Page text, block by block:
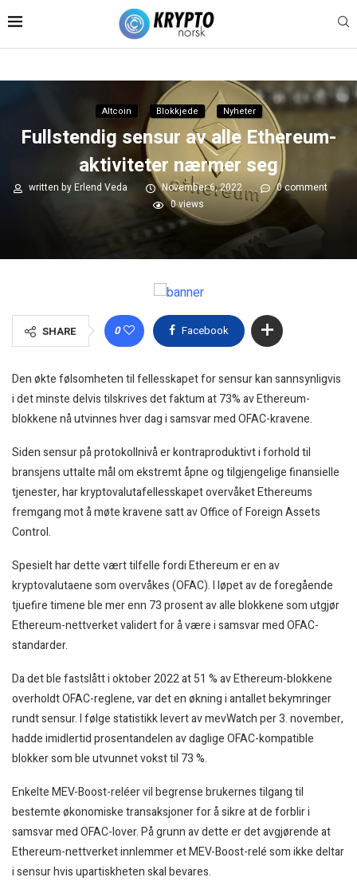
Altcoin Blokkjede Nyheter
Fullstendig sensur av alle Ethereum-
aktiviteter nærmer seg
written byErlend Veda November 6, 2022
0 comment
0views
SHARE 0 Facebook
Den økte følsomheten til fellesskapet for sensur kan sannsynligvis
i det minste delvis tilskrives det faktum at 73% av Ethereum-
blokkene nå utvinnes hver dag i samsvar med OFAC-kravene.
Siden sensur på protokollnivå er kontraproduktivt i forhold til
bransjens uttalte mål om ekstremt åpne og tilgjengelige finansielle
tjenester, har kryptovalutafellesskapet overvåket Ethereums
fremgang mot å møte kravene satt av Office of Foreign Assets
Control.
Spesielt har dette vært tilfelle fordi Ethereum er en av
kryptovalutaene som overvåkes (OFAC). I løpet av de foregående
tjuefire timene ble mer enn 73 prosent av alle blokkene som utgjør
Ethereum-nettverket validert for å være i samsvar med OFAC-
standarder.
Da det ble fastslått i oktober 2022 at 51 % av Ethereum-blokkene
overholdt OFAC-reglene, var det en økning i antallet bekymringer
rundt sensur. I følge statistikk levert av mevWatch per 3. november,
hadde imidlertid prosentandelen av daglige OFAC-kompatible
blokker som ble utvunnet vokst til 73 %.
Enkelte MEV-Boost-reléer vil begrense brukernes tilgang til
bestemte økonomiske transaksjoner for å sikre at de forblir i
samsvar med OFAC-lover. På grunn av dette er det avgjørende at
Ethereum-nettverket innlemmer et MEV-Boost-relé som ikke deltar
i sensur hvis upartiskheten skal bevares.